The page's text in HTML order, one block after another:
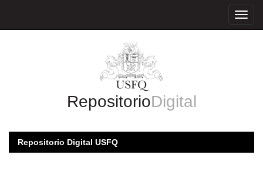
RepositorioDigital
Repositorio Digital USFQ